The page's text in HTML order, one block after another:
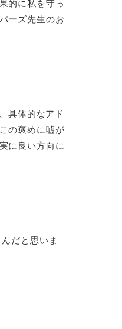
的に私を守っ
ーズ先生のお
具体的なアド
の褒めに嘘が
に良い方向に
だと思いま